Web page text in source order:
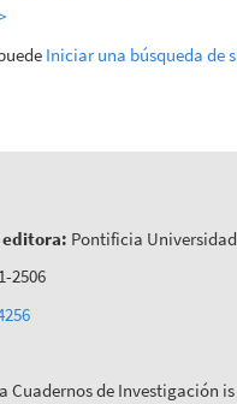
Iniciar una búsqueda de
Pontificia
2506
Cuadernos de Investigación